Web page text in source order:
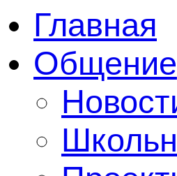
Главная
Общение